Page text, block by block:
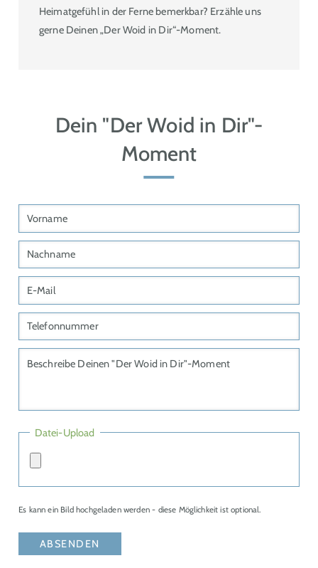
Heimatgefühl in der Ferne bemerkbar? Erzähle uns
gerne Deinen „Der Woid in Dir“-Moment.
Dein "Der Woid in Dir"-
Moment
Datei-Upload
Es kann ein Bild hochgeladen werden - diese Möglichkeit ist optional.
ABSENDEN